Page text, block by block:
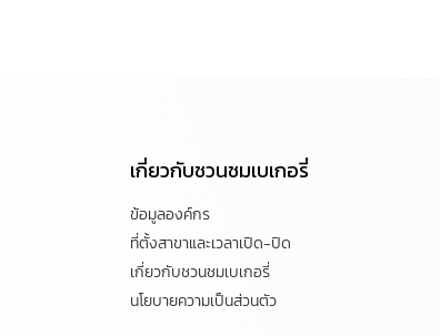
เกี่ยวกับชวนชมเบเกอรี่
ข้อมูลองค์กร
ที่ตั้งสาขาและเวลาเปิด-ปิด
เกี่ยวกับชวนชมเบเกอรี่
นโยบายความเป็นส่วนตัว